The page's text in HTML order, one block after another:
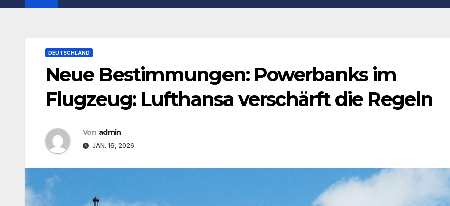
DEUTSCHLAND
Neue Bestimmungen: Powerbanks im
Flugzeug: Lufthansa verschärft die Regeln
Von admin
JAN. 16, 2026